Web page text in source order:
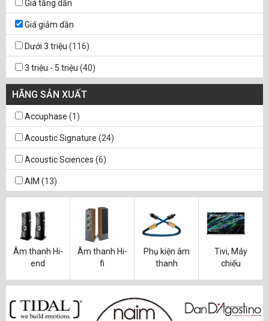
Giá tăng dần
Giá giảm dần
Dưới 3 triệu (116)
3 triệu - 5 triệu (40)
5 triệu - 10 triệu(90)
10 triệu - 30 triệu
30 triệu - 100 triệu (4)
Trên 100 triệu
HÃNG SẢN XUẤT
Accuphase (1)
Acoustic Signature (24)
Acoustic Sciences (6)
AIM (13)
Analysis Plus (2)
Argento Audio
Atacama
Audience(2)
Âm thanh Hi-
end
Âm thanh Hi-
fi
Phụ kiện âm
thanh
Tivi, Máy
chiếu